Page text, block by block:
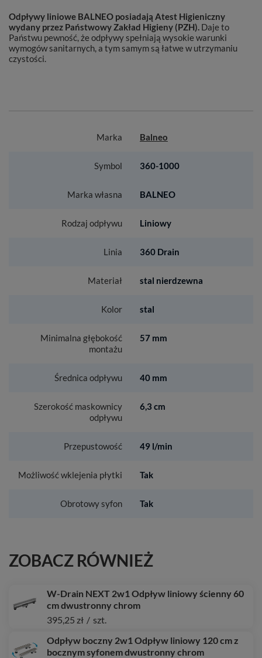
Odpływy liniowe BALNEO posiadają Atest Higieniczny
wydany przez Państwowy Zakład Higieny (PZH). Daje to
Państwu pewność, że odpływy spełniają wysokie warunki
wymogów sanitarnych, a tym samym są łatwe w utrzymaniu
czystości.
Marka Balneo
Symbol 360-1000
Marka własna BALNEO
Rodzaj odpływu Liniowy
Linia 360 Drain
Materiał stal nierdzewna
Kolor stal
Minimalna głębokość
montażu
57 mm
Średnica odpływu 40 mm
Szerokość maskownicy
odpływu
6,3 cm
Przepustowość 49 l/min
Możliwość wklejenia płytki Tak
Obrotowy syfon Tak
ZOBACZ RÓWNIEŻ
W-Drain NEXT 2w1 Odpływ liniowy ścienny 60
cm dwustronny chrom
395,25 zł / szt.
Odpływ boczny 2w1 Odpływ liniowy 120 cm z
bocznym syfonem dwustronny chrom